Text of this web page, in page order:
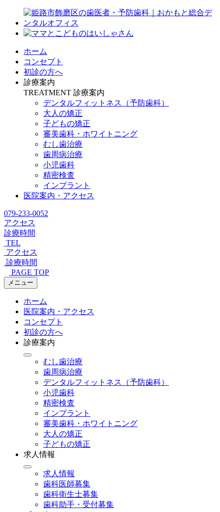
ホーム
コンセプト
初診の方へ
診療案内
TREATMENT 診療案内
デンタルフィットネス
（予防歯科）
大人の矯正
子どもの矯正
審美歯科・ホワイトニング
むし歯治療
歯周病治療
小児歯科
精密検査
インプラント
医院案内・アクセス
079-233-0052
アクセス
診療時間
TEL
アクセス
診療時間
PAGE TOP
メニュー
ホーム
医院案内・アクセス
コンセプト
初診の方へ
診療案内
むし歯治療
歯周病治療
デンタルフィットネス
（予防歯科）
小児歯科
精密検査
インプラント
審美歯科・ホワイトニング
大人の矯正
子どもの矯正
求人情報
求人情報
歯科医師募集
歯科衛生士募集
歯科助手・受付募集